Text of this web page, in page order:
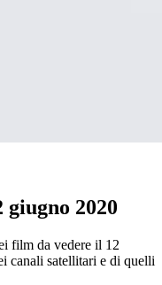
2020
film da vedere il 12
canali satellitari e di quelli